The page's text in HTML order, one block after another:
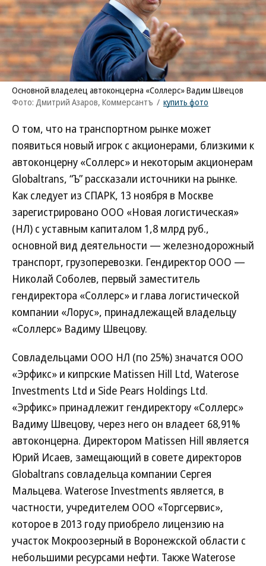
Основной владелец автоконцерна «Соллерс» Вадим Швецов
Фото: Дмитрий Азаров, Коммерсантъ / купить фото
О том, что на транспортном рынке может
появиться новый игрок с акционерами, близкими к
автоконцерну «Соллерс» и некоторым акционерам
Globaltrans, “Ъ” рассказали источники на рынке.
Как следует из СПАРК, 13 ноября в Москве
зарегистрировано ООО «Новая логистическая»
(НЛ) с уставным капиталом 1,8 млрд руб.,
основной вид деятельности — железнодорожный
транспорт, грузоперевозки. Гендиректор ООО —
Николай Соболев, первый заместитель
гендиректора «Соллерс» и глава логистической
компании «Лорус», принадлежащей владельцу
«Соллерс» Вадиму Швецову.
Совладельцами ООО НЛ (по 25%) значатся ООО
«Эрфикс» и кипрские Matissen Hill Ltd, Waterose
Investments Ltd и Side Pears Holdings Ltd.
«Эрфикс» принадлежит гендиректору «Соллерс»
Вадиму Швецову, через него он владеет 68,91%
автоконцерна. Директором Matissen Hill является
Юрий Исаев, замещающий в совете директоров
Globaltrans совладельца компании Сергея
Мальцева. Waterose Investments является, в
частности, учредителем ООО «Торгсервис»,
которое в 2013 году приобрело лицензию на
участок Мокроозерный в Воронежской области с
небольшими ресурсами нефти. Также Waterose